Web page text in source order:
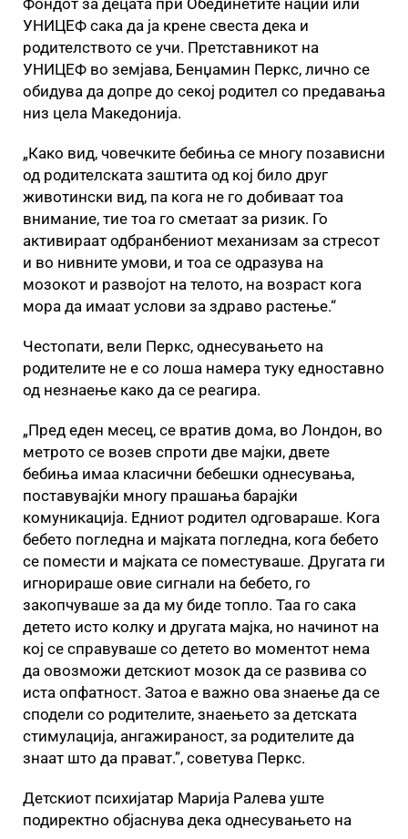
Фондот за децата при Обединетите нации или
УНИЦЕФ сака да ја крене свеста дека и
родителството се учи. Претставникот на
УНИЦЕФ во земјава, Бенџамин Перкс, лично се
обидува да допре до секој родител со предавања
низ цела Македонија.
„Како вид, човечките бебиња се многу позависни
од родителската заштита од кој било друг
животински вид, па кога не го добиваат тоа
внимание, тие тоа го сметаат за ризик. Го
активираат одбранбениот механизам за стресот
и во нивните умови, и тоа се одразува на
мозокот и развојот на телото, на возраст кога
мора да имаат услови за здраво растење.“
Честопати, вели Перкс, однесувањето на
родителите не е со лоша намера туку едноставно
од незнаење како да се реагира.
„Пред еден месец, се вратив дома, во Лондон, во
метрото се возев спроти две мајки, двете
бебиња имаа класични бебешки однесувања,
поставувајќи многу прашања барајќи
комуникација. Eдниот родител одговараше. Кога
бебето погледна и мајката погледна, кога бебето
се помести и мајката се поместуваше. Другата ги
игнорираше овие сигнали на бебето, го
закопчуваше за да му биде топло. Таа го сака
детето исто колку и другата мајка, но начинот на
кој се справуваше со детето во моментот нема
да овозможи детскиот мозок да се развива со
иста опфатност. Затоа е важно ова знаење да се
сподели со родителите, знаењето за детската
стимулација, ангажираност, за родителите да
знаат што да прават.”, советува Перкс.
Детскиот психијатар Марија Ралева уште
подиректно објаснува дека однесувањето на